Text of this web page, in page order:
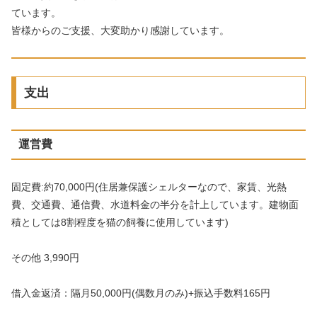
ています。
皆様からのご支援、大変助かり感謝しています。
支出
運営費
固定費:約70,000円(住居兼保護シェルターなので、家賃、光熱
費、交通費、通信費、水道料金の半分を計上しています。建物面
積としては8割程度を猫の飼養に使用しています)
その他 3,990円
借入金返済：隔月50,000円(偶数月のみ)+振込手数料165円